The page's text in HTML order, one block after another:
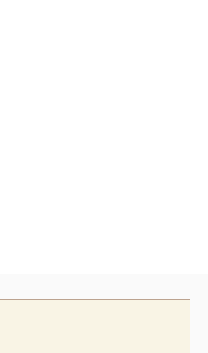
久しぶりに 感じ